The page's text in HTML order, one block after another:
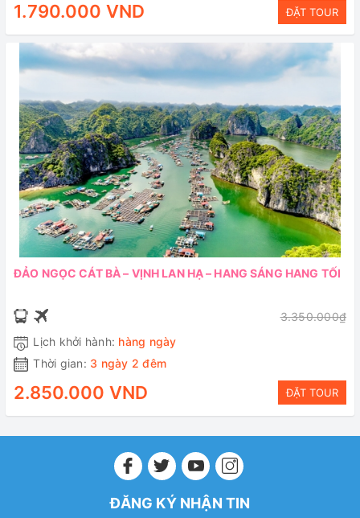
1.790.000 VND ĐẶT TOUR
ĐẢO NGỌC CÁT BÀ – VỊNH LAN HẠ – HANG SÁNG HANG TỐI
3.350.000₫
Lịch khởi hành: hàng ngày
Thời gian: 3 ngày 2 đêm
2.850.000 VND ĐẶT TOUR
ĐĂNG KÝ NHẬN TIN